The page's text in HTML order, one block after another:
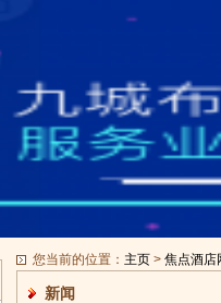
您当前的位置： 主页 > 焦点酒店
新闻